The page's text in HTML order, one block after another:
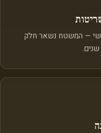
משי — המשטח נשאר חלק